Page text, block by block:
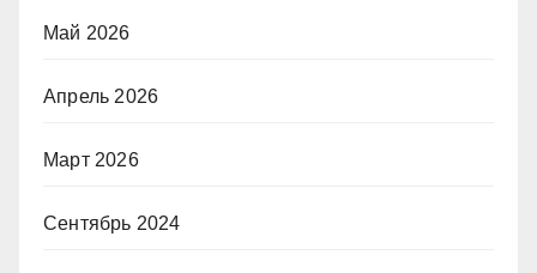
Май 2026
Апрель 2026
Март 2026
Сентябрь 2024